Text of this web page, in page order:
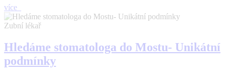
více
Zubní lékař
Hledáme stomatologa do Mostu- Unikátní
podmínky